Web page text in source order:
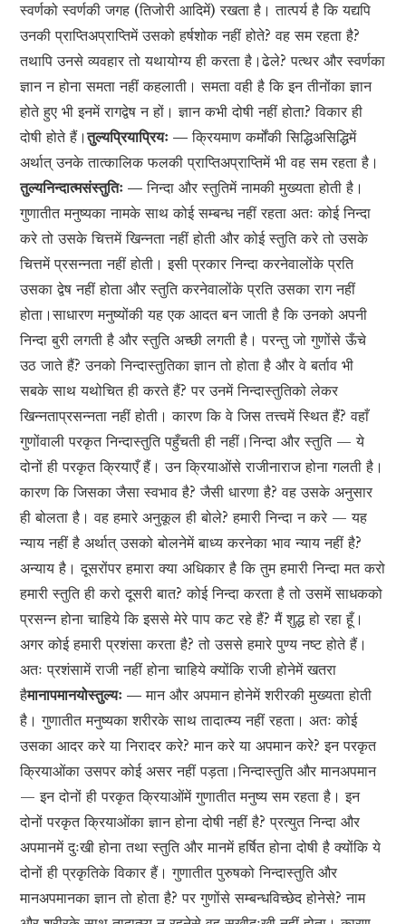
स्वर्णको स्वर्णकी जगह (तिजोरी आदिमें) रखता है। तात्पर्य है कि यद्यपि
उनकी प्राप्तिअप्राप्तिमें उसको हर्षशोक नहीं होते? वह सम रहता है?
तथापि उनसे व्यवहार तो यथायोग्य ही करता है।ढेले? पत्थर और स्वर्णका
ज्ञान न होना समता नहीं कहलाती। समता वही है कि इन तीनोंका ज्ञान
होते हुए भी इनमें रागद्वेष न हों। ज्ञान कभी दोषी नहीं होता? विकार ही
दोषी होते हैं।तुल्यप्रियाप्रियः —क्रियमाण कर्मोंकी सिद्धिअसिद्धिमें
अर्थात् उनके तात्कालिक फलकी प्राप्तिअप्राप्तिमें भी वह सम रहता है।
तुल्यनिन्दात्मसंस्तुतिः —निन्दा और स्तुतिमें नामकी मुख्यता होती है।
गुणातीत मनुष्यका नामके साथ कोई सम्बन्ध नहीं रहता अतः कोई निन्दा
करे तो उसके चित्तमें खिन्नता नहीं होती और कोई स्तुति करे तो उसके
चित्तमें प्रसन्नता नहीं होती। इसी प्रकार निन्दा करनेवालोंके प्रति
उसका द्वेष नहीं होता और स्तुति करनेवालोंके प्रति उसका राग नहीं
होता।साधारण मनुष्योंकी यह एक आदत बन जाती है कि उनको अपनी
निन्दा बुरी लगती है और स्तुति अच्छी लगती है। परन्तु जो गुणोंसे ऊँचे
उठ जाते हैं? उनको निन्दास्तुतिका ज्ञान तो होता है और वे बर्ताव भी
सबके साथ यथोचित ही करते हैं? पर उनमें निन्दास्तुतिको लेकर
खिन्नताप्रसन्नता नहीं होती। कारण कि वे जिस तत्त्वमें स्थित हैं? वहाँ
गुणोंवाली परकृत निन्दास्तुति पहुँचती ही नहीं।निन्दा और स्तुति — ये
दोनों ही परकृत क्रियाएँ हैं। उन क्रियाओंसे राजीनाराज होना गलती है।
कारण कि जिसका जैसा स्वभाव है? जैसी धारणा है? वह उसके अनुसार
ही बोलता है। वह हमारे अनुकूल ही बोले? हमारी निन्दा न करे — यह
न्याय नहीं है अर्थात् उसको बोलनेमें बाध्य करनेका भाव न्याय नहीं है?
अन्याय है। दूसरोंपर हमारा क्या अधिकार है कि तुम हमारी निन्दा मत करो
हमारी स्तुति ही करो दूसरी बात? कोई निन्दा करता है तो उसमें साधकको
प्रसन्न होना चाहिये कि इससे मेरे पाप कट रहे हैं? मैं शुद्ध हो रहा हूँ।
अगर कोई हमारी प्रशंसा करता है? तो उससे हमारे पुण्य नष्ट होते हैं।
अतः प्रशंसामें राजी नहीं होना चाहिये क्योंकि राजी होनेमें खतरा
हैमानापमानयोस्तुल्यः —मान और अपमान होनेमें शरीरकी मुख्यता होती
है। गुणातीत मनुष्यका शरीरके साथ तादात्म्य नहीं रहता। अतः कोई
उसका आदर करे या निरादर करे? मान करे या अपमान करे? इन परकृत
क्रियाओंका उसपर कोई असर नहीं पड़ता।निन्दास्तुति और मानअपमान
— इन दोनों ही परकृत क्रियाओंमें गुणातीत मनुष्य सम रहता है। इन
दोनों परकृत क्रियाओंका ज्ञान होना दोषी नहीं है? प्रत्युत निन्दा और
अपमानमें दुःखी होना तथा स्तुति और मानमें हर्षित होना दोषी है क्योंकि ये
दोनों ही प्रकृतिके विकार हैं। गुणातीत पुरुषको निन्दास्तुति और
मानअपमानका ज्ञान तो होता है? पर गुणोंसे सम्बन्धविच्छेद होनेसे? नाम